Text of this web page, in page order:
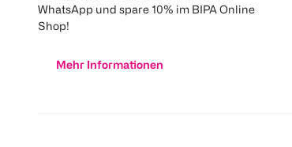
WhatsApp und spare 10% im BIPA Online
Shop!
Mehr Informationen